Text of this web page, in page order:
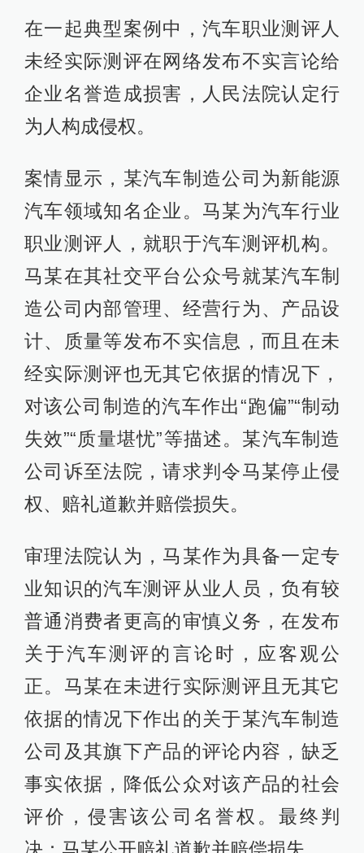
在一起典型案例中，汽车职业测评人
未经实际测评在网络发布不实言论给
企业名誉造成损害，人民法院认定行
为人构成侵权。
案情显示，某汽车制造公司为新能源
汽车领域知名企业。马某为汽车行业
职业测评人，就职于汽车测评机构。
马某在其社交平台公众号就某汽车制
造公司内部管理、经营行为、产品设
计、质量等发布不实信息，而且在未
经实际测评也无其它依据的情况下，
对该公司制造的汽车作出“跑偏”“制动
失效”“质量堪忧”等描述。某汽车制造
公司诉至法院，请求判令马某停止侵
权、赔礼道歉并赔偿损失。
审理法院认为，马某作为具备一定专
业知识的汽车测评从业人员，负有较
普通消费者更高的审慎义务，在发布
关于汽车测评的言论时，应客观公
正。马某在未进行实际测评且无其它
依据的情况下作出的关于某汽车制造
公司及其旗下产品的评论内容，缺乏
事实依据，降低公众对该产品的社会
评价，侵害该公司名誉权。最终判